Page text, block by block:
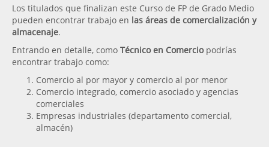
Los titulados que finalizan este Curso de FP de Grado Medio
pueden encontrar trabajo en las áreas de comercialización y
almacenaje.
Entrando en detalle, como Técnico en Comerciopodrías
encontrar trabajo como:
Comercio al por mayor y comercio al por menor
Comercio integrado, comercio asociado y agencias
comerciales
Empresas industriales (departamento comercial,
almacén)